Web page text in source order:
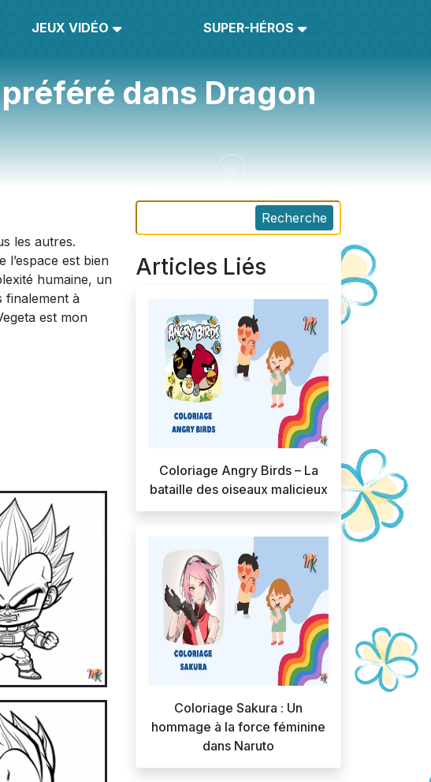
JEUX VIDÉO SUPER-HÉROS
dans Dragon
les autres.
l’espace est bien
humaine, un
finalement à
est mon
Recherche
Articles Liés
Coloriage Angry Birds – La
bataille des oiseaux malicieux
Coloriage Sakura : Un
hommage à la force féminine
dans Naruto